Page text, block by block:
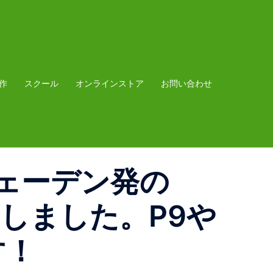
スクール オンラインストア お問い合わせ
ーデン発の
ました。P9や